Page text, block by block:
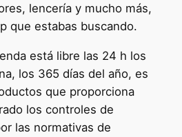
lencería y mucho más,
que estabas buscando.
está libre las 24 h los
los 365 días del año, es
que proporciona
los controles de
las normativas de